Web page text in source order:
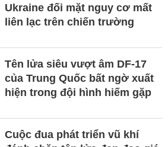
Ukraine đối mặt nguy cơ mất
liên lạc trên chiến trường
Tên lửa siêu vượt âm DF-17
của Trung Quốc bất ngờ xuất
hiện trong đội hình hiếm gặp
Cuộc đua phát triển vũ khí